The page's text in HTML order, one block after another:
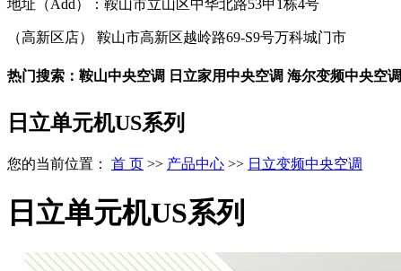
地址（Add）：鞍山市立山区中华北路53甲1栋4号
（高新区店） 鞍山市高新区越岭路69-S9号万科城门市
热门搜索：鞍山中央空调 日立家用中央空调 海尔变频中央空调
日立单元机US系列
您的当前位置： 首 页 >> 产品中心 >> 日立变频中央空调
日立单元机US系列